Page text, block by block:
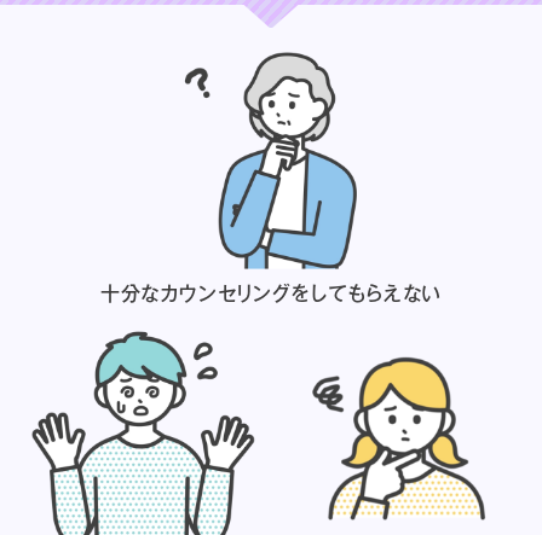
十分なカウンセリングをしてもらえない